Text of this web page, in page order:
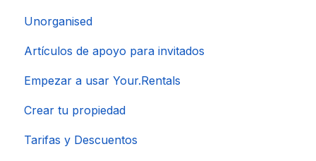
Importación de calendarios populares
Unorganised
Artículos de apoyo para invitados
Empezar a usar Your.Rentals
Crear tu propiedad
Tarifas y Descuentos